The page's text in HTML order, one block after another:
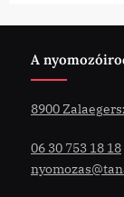
A
8900
06 30 753 18 18